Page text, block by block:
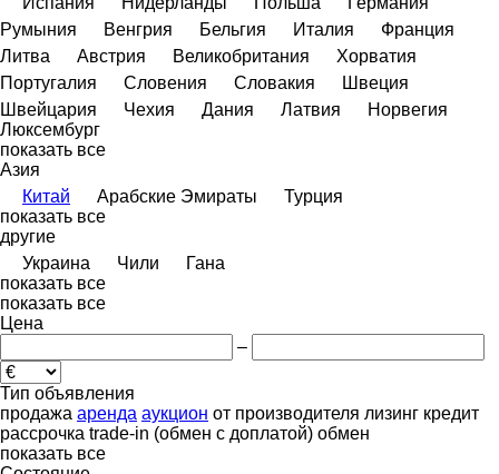
Румыния
Венгрия Бельгия Италия
Франция
Литва
Австрия Великобритания
Хорватия
Португалия
Словения Словакия
Швеция
Швейцария
Чехия Дания Латвия
Норвегия
Люксембург
показать все
Азия
Китай
Арабские Эмираты
Турция
показать все
другие
Украина
Чили
Гана
показать все
показать все
Цена
–
Тип объявления
продажа аренда аукцион от производителя лизинг кредит
рассрочка trade-in (обмен с доплатой) обмен
показать все